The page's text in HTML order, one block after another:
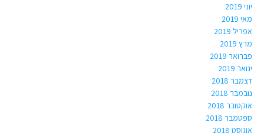
יוני 2019
מאי 2019
אפריל 2019
מרץ 2019
פברואר 2019
ינואר 2019
דצמבר 2018
נובמבר 2018
אוקטובר 2018
ספטמבר 2018
אוגוסט 2018